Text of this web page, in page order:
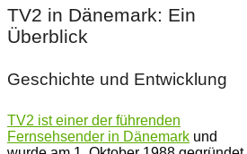
TV2 in Dänemark: Ein
Überblick
Geschichte und Entwicklung
TV2 ist einer der führenden
Fernsehsender in Dänemark und